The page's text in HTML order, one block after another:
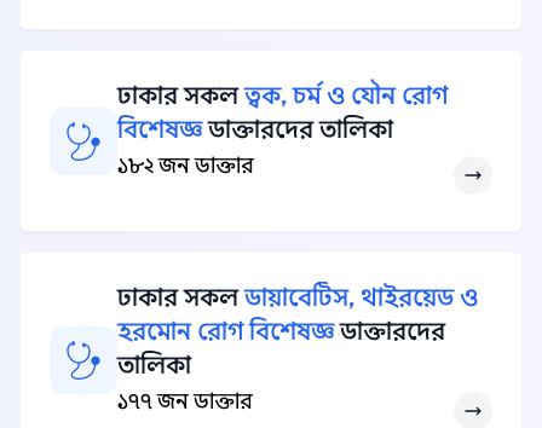
ঢাকার সকলত্বক, চর্ম ও যৌন রোগ
বিশেষজ্ঞডাক্তারদের তালিকা
১৮২ জন ডাক্তার
ঢাকার সকলডায়াবেটিস, থাইরয়েড ও
হরমোন রোগ বিশেষজ্ঞডাক্তারদের
তালিকা
১৭৭ জন ডাক্তার